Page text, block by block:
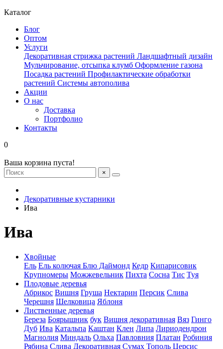
Каталог
Блог
Оптом
Услуги
Декоративная стрижка растений Ландшафтный дизайн
Мульчирование, отсыпка клумб Оформление газона
Посадка растений Профилактические обработки
растений Системы автополива
Акции
О нас
Доставка
Портфолио
Контакты
0
Ваша корзина пуста!
×
Декоративные кустарники
Ива
Ива
Хвойные
Ель Ель колючая Блю Даймонд Кедр Кипарисовик
Крупномеры Можжевельник Пихта Сосна Тис Туя
Плодовые деревья
Абрикос Вишня Груша Нектарин Персик Слива
Черешня Шелковица Яблоня
Лиственные деревья
Береза Боярышник бук Вишня декоративная Вяз Гинго
Дуб Ива Катальпа Каштан Клен Липа Лириодендрон
Магнолия Миндаль Ольха Павловния Платан Робиния
Рябина Слива Декоративная Сумах Тополь Церсис